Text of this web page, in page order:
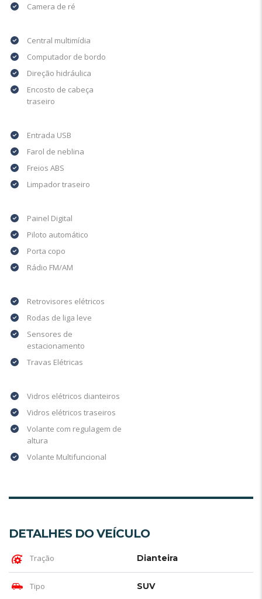
Camera de ré
Central multimídia
Computador de bordo
Direção hidráulica
Encosto de cabeça
traseiro
Entrada USB
Farol de neblina
Freios ABS
Limpador traseiro
Painel Digital
Piloto automático
Porta copo
Rádio FM/AM
Retrovisores elétricos
Rodas de liga leve
Sensores de
estacionamento
Travas Elétricas
Vidros elétricos dianteiros
Vidros elétricos traseiros
Volante com regulagem de
altura
Volante Multifuncional
DETALHES DO VEÍCULO
Tração Dianteira
Tipo SUV